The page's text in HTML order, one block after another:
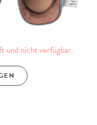
und nicht verfügbar.